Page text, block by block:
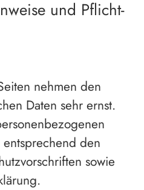
und Pflicht­
nehmen den
Daten sehr ernst.
den
sowie